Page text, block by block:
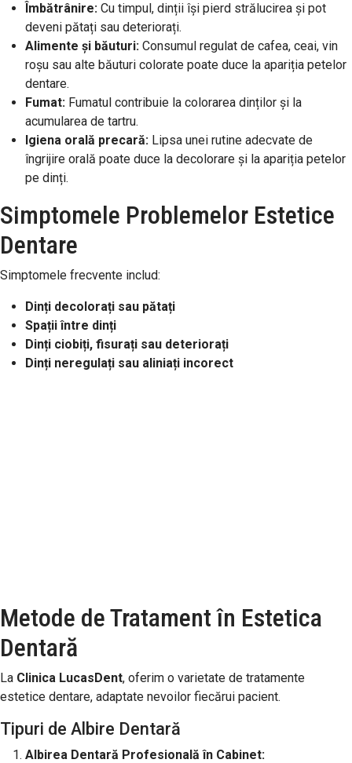
Îmbătrânire: Cu timpul, dinții își pierd strălucirea și pot
deveni pătați sau deteriorați.
Alimente și băuturi: Consumul regulat de cafea, ceai, vin
roșu sau alte băuturi colorate poate duce la apariția petelor
dentare.
Fumat: Fumatul contribuie la colorarea dinților și la
acumularea de tartru.
Igiena orală precară: Lipsa unei rutine adecvate de
îngrijire orală poate duce la decolorare și la apariția petelor
pe dinți.
Simptomele Problemelor Estetice
Dentare
Simptomele frecvente includ:
Dinți decolorați sau pătați
Spații între dinți
Dinți ciobiți, fisurați sau deteriorați
Dinți neregulați sau aliniați incorect
Metode de Tratament în Estetica
Dentară
La Clinica LucasDent, oferim o varietate de tratamente
estetice dentare, adaptate nevoilor fiecărui pacient.
Tipuri de Albire Dentară
Albirea Dentară Profesională în Cabinet: